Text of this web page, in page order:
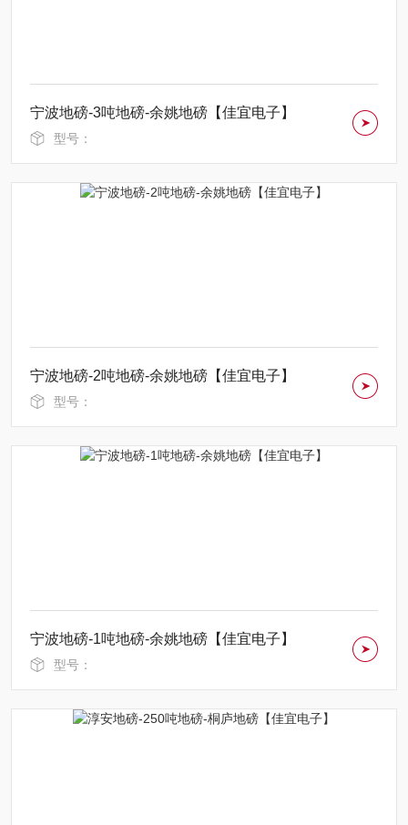
宁波地磅-3吨地磅-余姚地磅【佳宜电子】
型号：
宁波地磅-2吨地磅-余姚地磅【佳宜电子】
型号：
宁波地磅-1吨地磅-余姚地磅【佳宜电子】
型号：